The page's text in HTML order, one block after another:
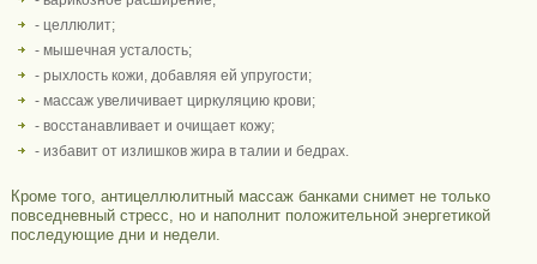
- целлюлит;
- мышечная усталость;
- рыхлость кожи, добавляя ей упругости;
- массаж увеличивает циркуляцию крови;
- восстанавливает и очищает кожу;
- избавит от излишков жира в талии и бедрах.
Кроме того, антицеллюлитный массаж банками снимет не только
повседневный стресс, но и наполнит положительной энергетикой
последующие дни и недели.